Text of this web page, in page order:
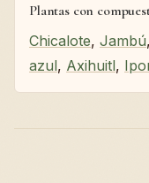
Plantas con
Chicalote, Jambú,
azul, Axihuitl,